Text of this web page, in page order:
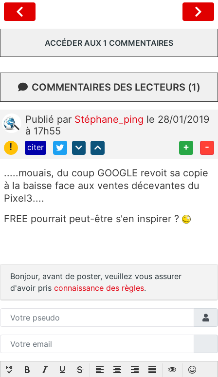
ACCÉDER AUX 1 COMMENTAIRES
COMMENTAIRES DES LECTEURS (1)
Publié par Stéphane_ping le 28/01/2019
à 17h55
!
citer + -
.....mouais, du coup GOOGLE revoit sa copie
à la baisse face aux ventes décevantes du
Pixel3....
FREE pourrait peut-être s'en inspirer ?
Bonjour, avant de poster, veuillez vous assurer
d'avoir pris connaissance des règles.